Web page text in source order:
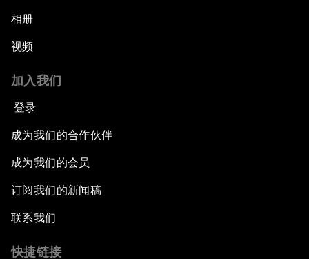
相册
视频
加入我们
登录
成为我们的合作伙伴
成为我们的会员
订阅我们的新闻稿
联系我们
快捷链接